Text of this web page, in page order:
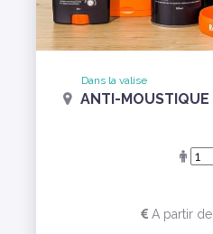
Dans la valise
ANTI-MOUSTIQUE
A partir de